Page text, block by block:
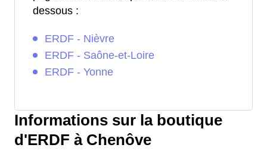
dessous :
ERDF - Nièvre
ERDF - Saône-et-Loire
ERDF - Yonne
Informations sur la boutique
d'ERDF à Chenôve